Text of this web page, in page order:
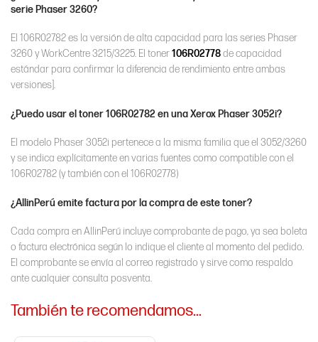
serie Phaser 3260?
El 106R02782 es la versión de alta capacidad para las series Phaser
3260 y WorkCentre 3215/3225. El toner106R02778de capacidad
estándar para confirmar la diferencia de rendimiento entre ambas
versiones].
¿Puedo usar el toner 106R02782 en una Xerox Phaser 3052i?
El modelo Phaser 3052i pertenece a la misma familia que el 3052/3260
y se indica explícitamente en varias fuentes como compatible con el
106R02782 (y también con el 106R02778)
¿AllinPerú emite factura por la compra de este toner?
Cada compra en AllinPerú incluye comprobante de pago, ya sea boleta
o factura electrónica según lo indique el cliente al momento del pedido.
El comprobante se envía al correo registrado y sirve como respaldo
ante cualquier consulta posventa.
También te recomendamos…